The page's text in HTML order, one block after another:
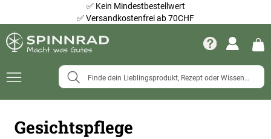
✅ Kein Mindestbestellwert
✅Versandkostenfrei ab 70CHF
Navigation
Gesichtspflege